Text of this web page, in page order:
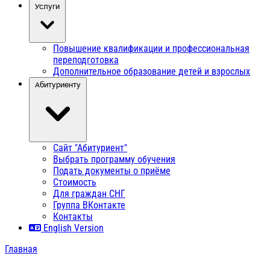
Услуги
Повышение квалификации и профессиональная
переподготовка
Дополнительное образование детей и взрослых
Абитуриенту
Сайт "Абитуриент"
Выбрать программу обучения
Подать документы о приёме
Стоимость
Для граждан СНГ
Группа ВКонтакте
Контакты
English Version
Главная